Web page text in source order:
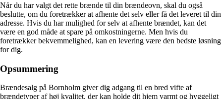
Når du har valgt det rette brænde til din brændeovn, skal du også
beslutte, om du foretrækker at afhente det selv eller få det leveret til din
adresse. Hvis du har mulighed for selv at afhente brændet, kan det
være en god måde at spare på omkostningerne. Men hvis du
foretrækker bekvemmelighed, kan en levering være den bedste løsning
for dig.
Opsummering
Brændesalg på Bornholm giver dig adgang til en bred vifte af
brændetyper af høj kvalitet, der kan holde dit hjem varmt og hyggeligt